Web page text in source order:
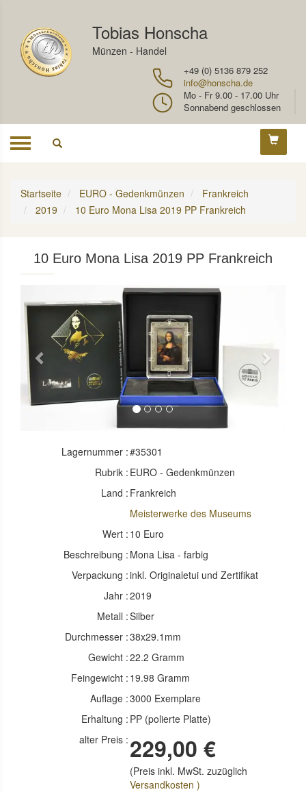
Tobias Honscha
Münzen - Handel
+49 (0) 5136 879 252
info@honscha.de
Mo - Fr 9.00 - 17.00 Uhr
Sonnabend geschlossen
Toggle
Startseite EURO - Gedenkmünzen
Frankreich
2019
10 Euro Mona Lisa 2019 PP Frankreich
10 Euro Mona Lisa 2019 PP Frankreich
Previous Next
Lagernummer :#35301
Rubrik : EURO - Gedenkmünzen
Land : Frankreich
Meisterwerke des Museums
Wert : 10 Euro
Beschreibung : Mona Lisa - farbig
Verpackung :inkl. Originaletui und Zertifikat
Jahr :2019
Metall :Silber
Durchmesser :38x29.1mm
Gewicht :22.2 Gramm
Feingewicht : 19.98 Gramm
Auflage :3000 Exemplare
Erhaltung : PP (polierte Platte)
alter Preis : 229,00 €
(Preis inkl. MwSt. zuzüglich
Versandkosten )